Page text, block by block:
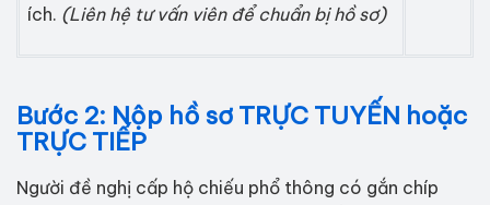
ích. (Liên hệ tư vấn viên để chuẩn bị hồ sơ)
Bước 2: Nộp hồ sơ TRỰC TUYẾN hoặc
TRỰC TIẾP
Người đề nghị cấp hộ chiếu phổ thông có gắn chíp